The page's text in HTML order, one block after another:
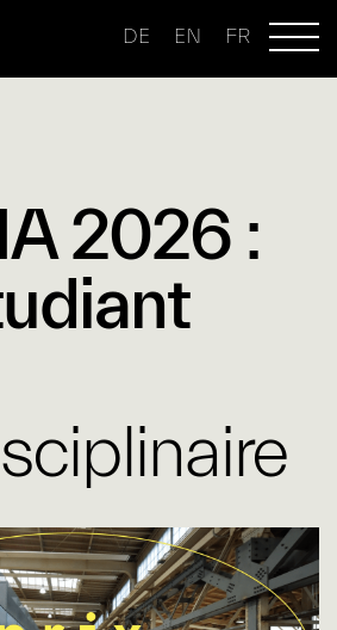
DE EN FR
2026 :